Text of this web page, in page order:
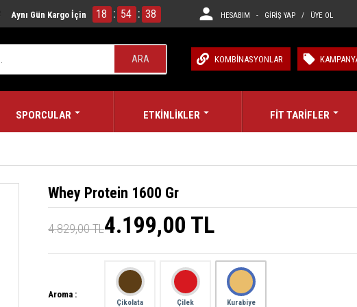
Aynı Gün Kargo İçin 18 : 54 : 38 HESABIM - GİRİŞ YAP / ÜYE OL
ARA KOMBİNASYONLAR
SPORCULAR ETKİNLİKLER FİT TARİFLER
Whey Protein 1600 Gr
4.829,00 TL4.199,00 TL
Aroma :
Çikolata Çilek Kurabiye